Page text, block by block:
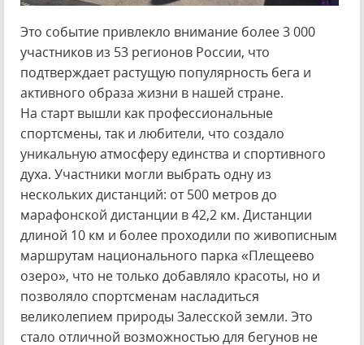
Это событие привлекло внимание более 3 000
участников из 53 регионов России, что
подтверждает растущую популярность бега и
активного образа жизни в нашей стране.
На старт вышли как профессиональные
спортсмены, так и любители, что создало
уникальную атмосферу единства и спортивного
духа. Участники могли выбрать одну из
нескольких дистанций: от 500 метров до
марафонской дистанции в 42,2 км. Дистанции
длиной 10 км и более проходили по живописным
маршрутам национального парка «Плещеево
озеро», что не только добавляло красоты, но и
позволяло спортсменам насладиться
великолепием природы Залесской земли. Это
стало отличной возможностью для бегунов не